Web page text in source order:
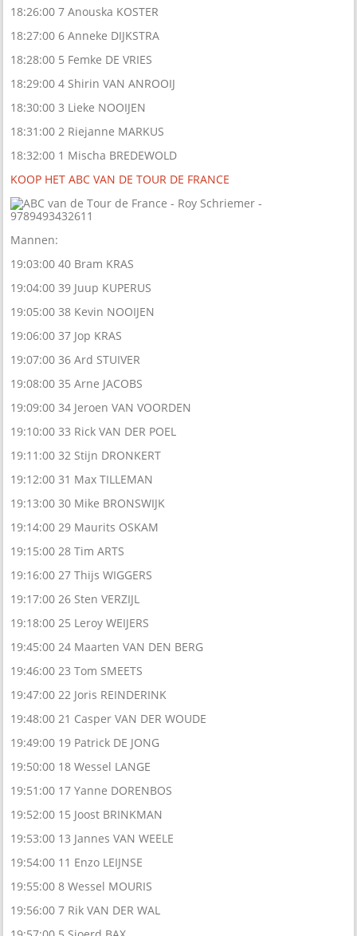
18:26:00 7 Anouska KOSTER
18:27:00 6 Anneke DIJKSTRA
18:28:00 5 Femke DE VRIES
18:29:00 4 Shirin VAN ANROOIJ
18:30:00 3 Lieke NOOIJEN
18:31:00 2 Riejanne MARKUS
18:32:00 1 Mischa BREDEWOLD
KOOP HET ABC VAN DE TOUR DE FRANCE
Mannen:
19:03:00 40 Bram KRAS
19:04:00 39 Juup KUPERUS
19:05:00 38 Kevin NOOIJEN
19:06:00 37 Jop KRAS
19:07:00 36 Ard STUIVER
19:08:00 35 Arne JACOBS
19:09:00 34 Jeroen VAN VOORDEN
19:10:00 33 Rick VAN DER POEL
19:11:00 32 Stijn DRONKERT
19:12:00 31 Max TILLEMAN
19:13:00 30 Mike BRONSWIJK
19:14:00 29 Maurits OSKAM
19:15:00 28 Tim ARTS
19:16:00 27 Thijs WIGGERS
19:17:00 26 Sten VERZIJL
19:18:00 25 Leroy WEIJERS
19:45:00 24 Maarten VAN DEN BERG
19:46:00 23 Tom SMEETS
19:47:00 22 Joris REINDERINK
19:48:00 21 Casper VAN DER WOUDE
19:49:00 19 Patrick DE JONG
19:50:00 18 Wessel LANGE
19:51:00 17 Yanne DORENBOS
19:52:00 15 Joost BRINKMAN
19:53:00 13 Jannes VAN WEELE
19:54:00 11 Enzo LEIJNSE
19:55:00 8 Wessel MOURIS
19:56:00 7 Rik VAN DER WAL